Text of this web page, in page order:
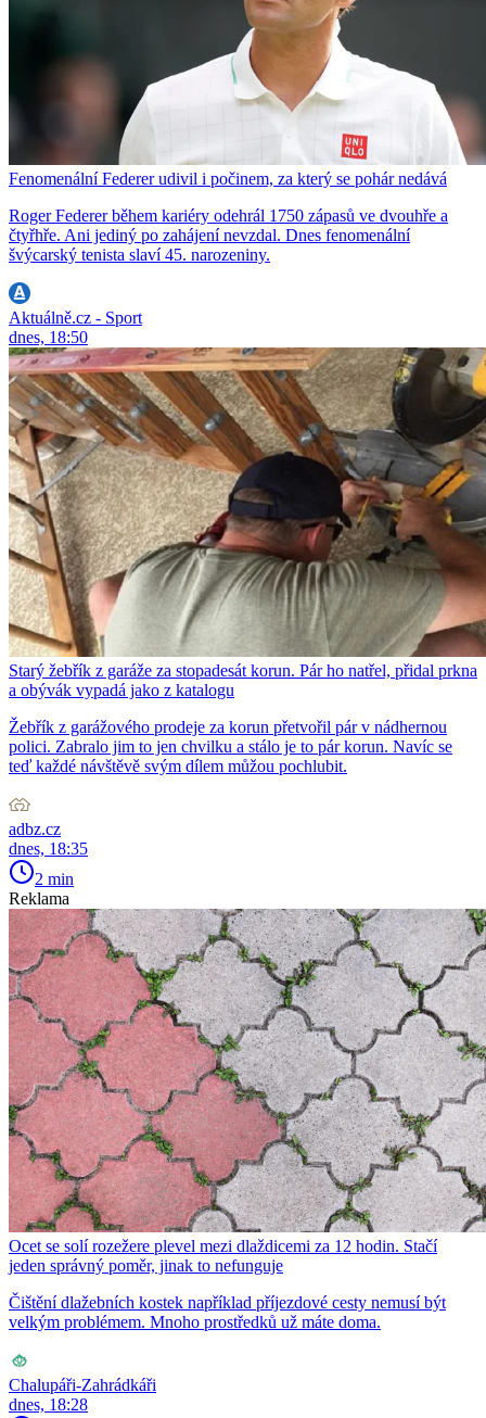
Fenomenální Federer udivil i počinem, za který se pohár nedává
Roger Federer během kariéry odehrál 1750 zápasů ve dvouhře a
čtyřhře. Ani jediný po zahájení nevzdal. Dnes fenomenální
švýcarský tenista slaví 45. narozeniny.
Aktuálně.cz - Sport
dnes, 18:50
Starý žebřík z garáže za stopadesát korun. Pár ho natřel, přidal prkna
a obývák vypadá jako z katalogu
Žebřík z garážového prodeje za korun přetvořil pár v nádhernou
polici. Zabralo jim to jen chvilku a stálo je to pár korun. Navíc se
teď každé návštěvě svým dílem můžou pochlubit.
adbz.cz
dnes, 18:35
2 min
Reklama
Ocet se solí rozežere plevel mezi dlaždicemi za 12 hodin. Stačí
jeden správný poměr, jinak to nefunguje
Čištění dlažebních kostek například příjezdové cesty nemusí být
velkým problémem. Mnoho prostředků už máte doma.
Chalupáři-Zahrádkáři
dnes, 18:28